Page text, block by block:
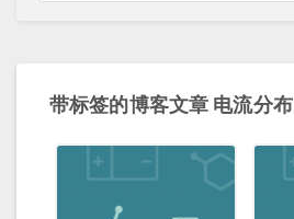
带标签的博客文章 电流分布